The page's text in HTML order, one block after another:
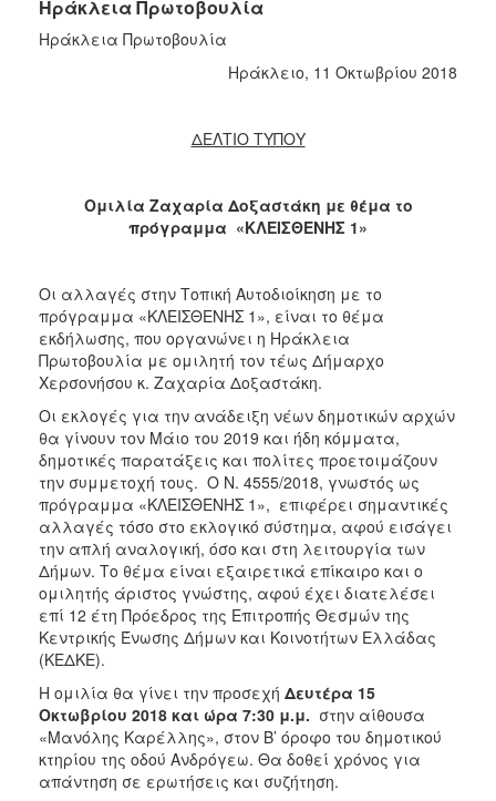
ΠΟΛΙΤΙΣΜΟΣ
Ηράκλεια Πρωτοβουλία
Ηράκλεια Πρωτοβουλία
Ηράκλειο, 11 Οκτωβρίου 2018
ΔΕΛΤΙΟ ΤΥΠΟΥ
Ομιλία Ζαχαρία Δοξαστάκη με θέμα το
πρόγραμμα «ΚΛΕΙΣΘΕΝΗΣ 1»
Οι αλλαγές στην Τοπική Αυτοδιοίκηση με το
πρόγραμμα «ΚΛΕΙΣΘΕΝΗΣ 1», είναι το θέμα
εκδήλωσης, που οργανώνει η Ηράκλεια
Πρωτοβουλία με ομιλητή τον τέως Δήμαρχο
Χερσονήσου κ. Ζαχαρία Δοξαστάκη.
Οι εκλογές για την ανάδειξη νέων δημοτικών αρχών
θα γίνουν τον Μάιο του 2019 και ήδη κόμματα,
δημοτικές παρατάξεις και πολίτες προετοιμάζουν
την συμμετοχή τους. Ο Ν. 4555/2018, γνωστός ως
πρόγραμμα «ΚΛΕΙΣΘΕΝΗΣ 1», επιφέρει σημαντικές
αλλαγές τόσο στο εκλογικό σύστημα, αφού εισάγει
την απλή αναλογική, όσο και στη λειτουργία των
Δήμων. Το θέμα είναι εξαιρετικά επίκαιρο και ο
ομιλητής άριστος γνώστης, αφού έχει διατελέσει
επί 12 έτη Πρόεδρος της Επιτροπής Θεσμών της
Κεντρικής Ένωσης Δήμων και Κοινοτήτων Ελλάδας
(ΚΕΔΚΕ).
Η ομιλία θα γίνει την προσεχή Δευτέρα 15
Οκτωβρίου 2018 και ώρα 7:30 μ.μ. στην αίθουσα
«Μανόλης Καρέλλης», στον Β’ όροφο του δημοτικού
κτηρίου της οδού Ανδρόγεω. Θα δοθεί χρόνος για
απάντηση σε ερωτήσεις και συζήτηση.